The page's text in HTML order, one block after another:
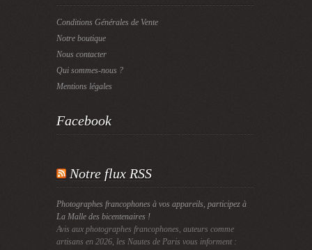
Conditions Générales de Vente
Notre boutique
Nous contacter
Qui sommes-nous ?
Mentions légales
Facebook
Notre flux RSS
Photographes francophones à vos appareils, participez à
La Malle des bicentenaires !
Avis aux photographes francophones, auteurs comme
artisans en 2026, les Nautes de Paris vous informent :